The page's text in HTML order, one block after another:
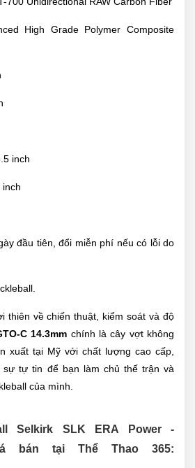
High Grade Polymer Composite
inch
inch
đầu tiên, đổi miễn phí nếu có lỗi do
thiên về chiến thuật, kiểm soát và độ
C 14.3mm chính là cây vợt không
xuất tại Mỹ với chất lượng cao cấp,
sự tự tin để bạn làm chủ thế trận và
của mình.
Selkirk SLK ERA Power -
bán tại Thể Thao 365: